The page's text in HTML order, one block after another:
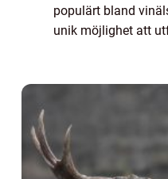
populärt bland
unik möjlighet att